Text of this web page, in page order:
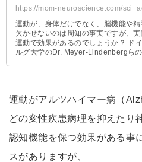
https://mom-neuroscience.com/
運動が、身体だけでなく、脳機能や
欠かせないのは周知の事実ですが、
運動で効果があるのでしょうか？ ド
ルグ大学のDr. Meyer-Lindenbergら
運動がアルツハイマー病（
どの変性疾患病理を抑えたり
認知機能を保つ効果がある事
スがありますが、